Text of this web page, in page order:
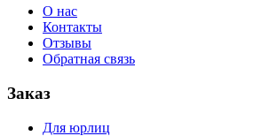
О нас
Контакты
Отзывы
Обратная связь
Заказ
Для юрлиц